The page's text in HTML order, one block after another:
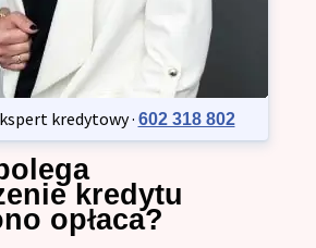
kredytowy · 602 318 802
kredytu
opłaca?